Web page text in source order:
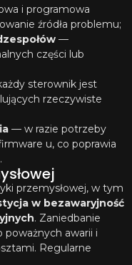
i programowa
źródła problemu;
—
części lub
sterownik jest
rzeczywiste
— w razie potrzeby
u, co poprawia
przemysłowej, w tym
w bezawaryjność
. Zaniedbanie
awarii i
Regularne